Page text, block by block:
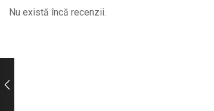
Nu există încă recenzii.